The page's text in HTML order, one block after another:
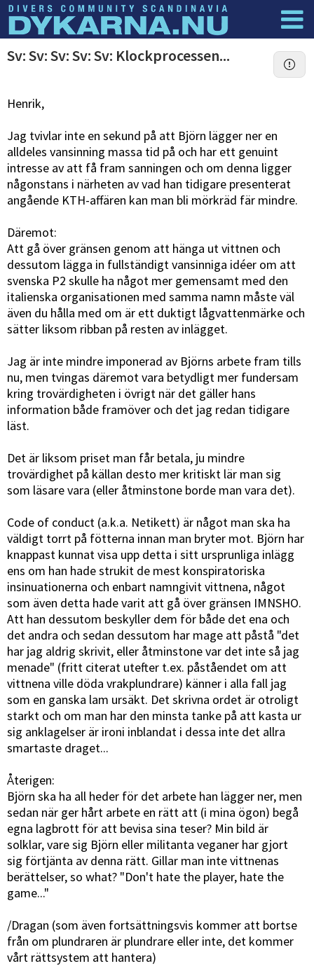
Dyknyheter Logga in
Sv: Sv: Sv: Sv: Sv: Klockprocessen...
Henrik,
Jag tvivlar inte en sekund på att Björn lägger ner en
alldeles vansinning massa tid på och har ett genuint
intresse av att få fram sanningen och om denna ligger
någonstans i närheten av vad han tidigare presenterat
angående KTH-affären kan man bli mörkräd fär mindre.
Däremot:
Att gå över gränsen genom att hänga ut vittnen och
dessutom lägga in fullständigt vansinniga idéer om att
svenska P2 skulle ha något mer gemensamt med den
italienska organisationen med samma namn måste väl
även du hålla med om är ett duktigt lågvattenmärke och
sätter liksom ribban på resten av inlägget.
Jag är inte mindre imponerad av Björns arbete fram tills
nu, men tvingas däremot vara betydligt mer fundersam
kring trovärdigheten i övrigt när det gäller hans
information både framöver och det jag redan tidigare
läst.
Det är liksom priset man får betala, ju mindre
trovärdighet på källan desto mer kritiskt lär man sig
som läsare vara (eller åtminstone borde man vara det).
Code of conduct (a.k.a. Netikett) är något man ska ha
väldigt torrt på fötterna innan man bryter mot. Björn har
knappast kunnat visa upp detta i sitt ursprunliga inlägg
ens om han hade strukit de mest konspiratoriska
insinuationerna och enbart namngivit vittnena, något
som även detta hade varit att gå över gränsen IMNSHO.
Att han dessutom beskyller dem för både det ena och
det andra och sedan dessutom har mage att påstå "det
har jag aldrig skrivit, eller åtminstone var det inte så jag
menade" (fritt citerat utefter t.ex. påståendet om att
vittnena ville döda vrakplundrare) känner i alla fall jag
som en ganska lam ursäkt. Det skrivna ordet är otroligt
starkt och om man har den minsta tanke på att kasta ur
sig anklagelser är ironi inblandat i dessa inte det allra
smartaste draget...
Återigen:
Björn ska ha all heder för det arbete han lägger ner, men
sedan när ger hårt arbete en rätt att (i mina ögon) begå
egna lagbrott för att bevisa sina teser? Min bild är
solklar, vare sig Björn eller militanta veganer har gjort
sig förtjänta av denna rätt. Gillar man inte vittnenas
berättelser, so what? "Don't hate the player, hate the
game..."
/Dragan (som även fortsättningsvis kommer att bortse
från om plundraren är plundrare eller inte, det kommer
vårt rättsystem att hantera)